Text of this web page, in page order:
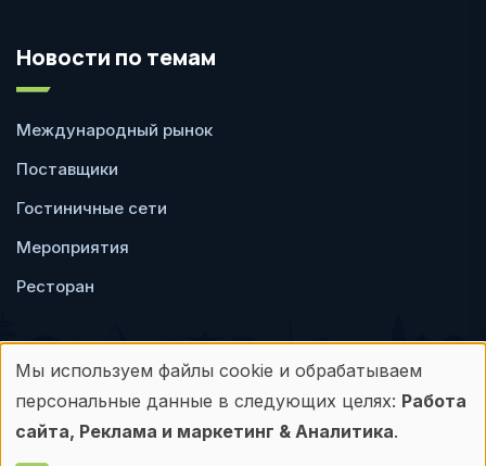
Новости по темам
Международный рынок
Поставщики
Гостиничные сети
Мероприятия
Ресторан
Пользовательское
соглашение
Политика
конфиденциальности
Использование
персональных
Мы используем файлы cookie и обрабатываем
персональные данные в следующих целях: Работа
сайта, Реклама и маркетинг & Аналитика.